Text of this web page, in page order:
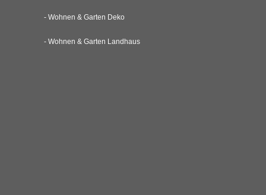
- Wohnen & Garten Deko
- Wohnen & Garten Landhaus